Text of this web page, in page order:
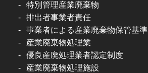
特別管理産業廃棄物
排出者事業者責任
事業者による産業廃棄物保管基準
産業廃棄物処理業
優良産廃処理業者認定制度
産業廃棄物処理施設